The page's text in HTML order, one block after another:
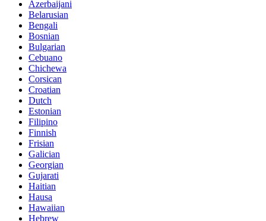
Azerbaijani
Belarusian
Bengali
Bosnian
Bulgarian
Cebuano
Chichewa
Corsican
Croatian
Dutch
Estonian
Filipino
Finnish
Frisian
Galician
Georgian
Gujarati
Haitian
Hausa
Hawaiian
Hebrew